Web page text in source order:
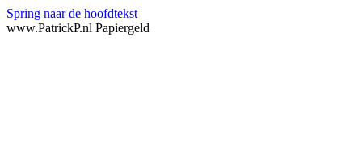
Spring naar de hoofdtekst
www.PatrickP.nl Papiergeld